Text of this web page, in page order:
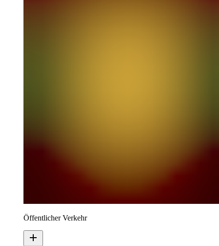
Öffentlicher Verkehr